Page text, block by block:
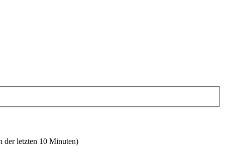
der letzten 10 Minuten)